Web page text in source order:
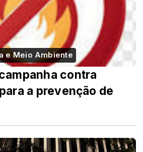
e Meio Ambiente
contra
a prevenção de